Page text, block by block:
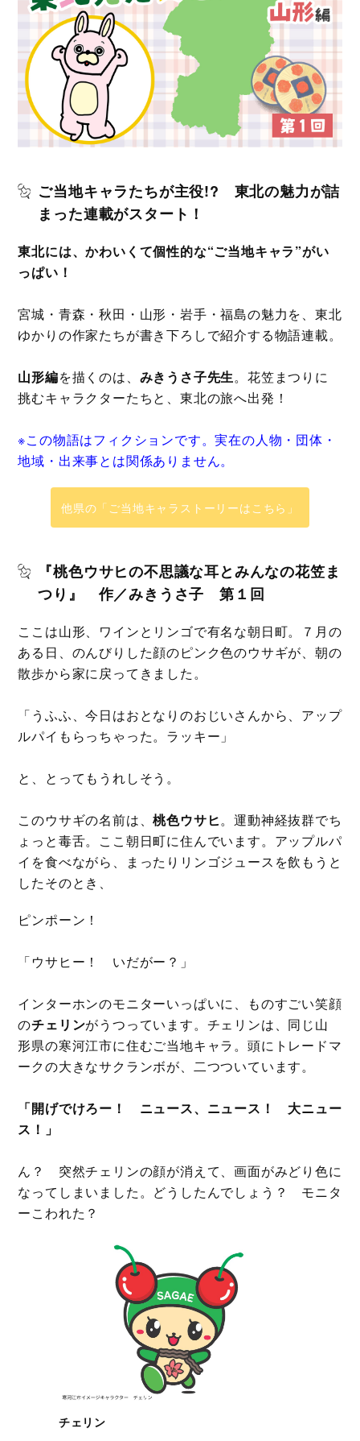
ご当地キャラたちが主役!? 東北の魅力が詰
まった連載がスタート！
東北には、かわいくて個性的な“ご当地キャラ”がい
っぱい！
宮城・青森・秋田・山形・岩手・福島の魅力を、東北
ゆかりの作家たちが書き下ろしで紹介する物語連載。
山形編を描くのは、 みきうさ子先生。花笠まつりに
挑むキャラクターたちと、東北の旅へ出発！
※この物語はフィクションです。実在の人物・団体・
地域・出来事とは関係ありません。
他県の「ご当地キャラストーリーはこちら」
『桃色ウサヒの不思議な耳とみんなの花笠ま
つり』 作／みきうさ子 第１回
ここは山形、ワインとリンゴで有名な朝日町。７月の
ある日、のんびりした顔のピンク色のウサギが、朝の
散歩から家に戻ってきました。
「うふふ、今日はおとなりのおじいさんから、アップ
ルパイもらっちゃった。ラッキー」
と、とってもうれしそう。
このウサギの名前は、桃色ウサヒ。運動神経抜群でち
ょっと毒舌。ここ朝日町に住んでいます。アップルパ
イを食べながら、まったりリンゴジュースを飲もうと
したそのとき、
ピンポーン！
「ウサヒー！ いだがー？」
インターホンのモニターいっぱいに、ものすごい笑顔
のチェリンがうつっています。チェリンは、同じ山
形県の寒河江市に住むご当地キャラ。頭にトレードマ
ークの大きなサクランボが、二つついています。
「開げでけろー！ ニュース、ニュース！ 大ニュー
ス！」
ん？ 突然チェリンの顔が消えて、画面がみどり色に
なってしまいました。どうしたんでしょう？ モニタ
ーこわれた？
チェリン